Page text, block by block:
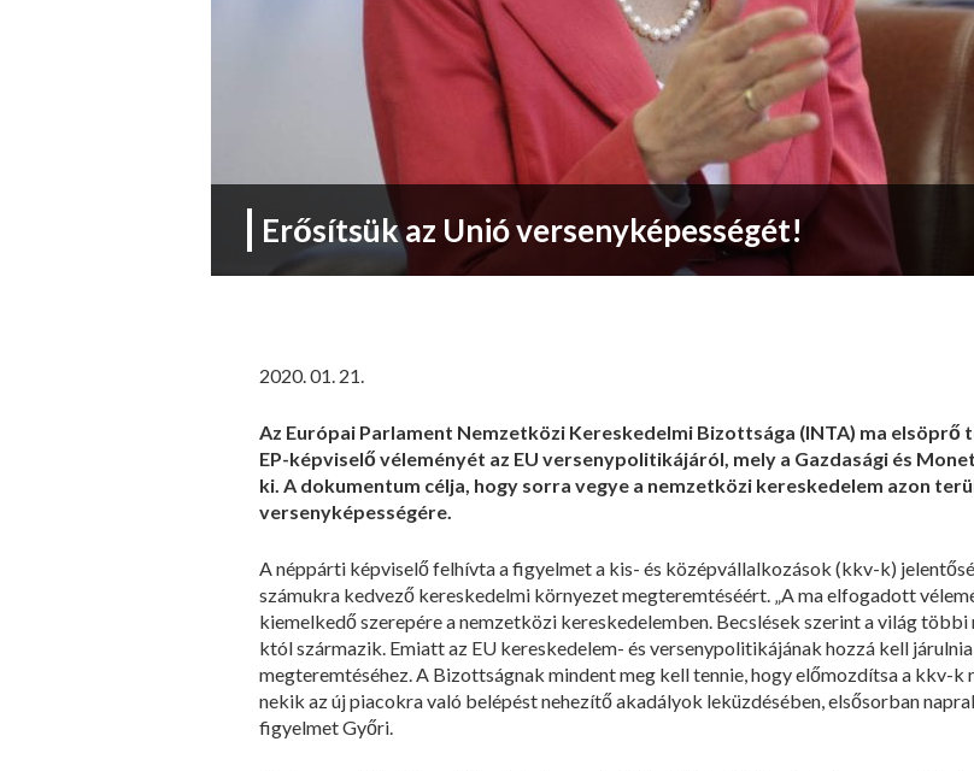
Erősítsük az Unió versenyképességét!
2020. 01. 21.
Az Európai Parlament Nemzetközi Kereskedelmi Bizottsága (INTA) ma elsöprő
EP-képviselő véleményét az EU versenypolitikájáról, mely a Gazdasági és
ki. A dokumentum célja, hogy sorra vegye a nemzetközi kereskedelem azon
versenyképességére.
A néppárti képviselő felhívta a figyelmet a kis- és középvállalkozások (kkv-k)
számukra kedvező kereskedelmi környezet megteremtéséért. „A ma elfogadott
kiemelkedő szerepére a nemzetközi kereskedelemben. Becslések szerint a világ
któl származik. Emiatt az EU kereskedelem- és versenypolitikájának hozzá kell
megteremtéséhez. A Bizottságnak mindent meg kell tennie, hogy előmozdítsa a kkv-
nekik az új piacokra való belépést nehezítő akadályok leküzdésében, elsősorban
figyelmet Győri.